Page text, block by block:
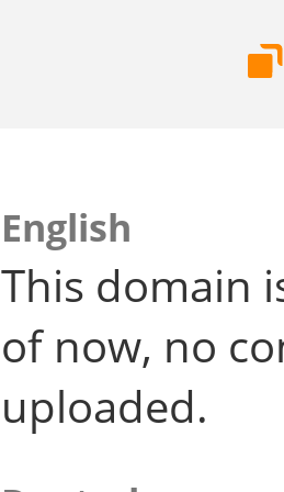
English
This domain
of now, no
uploaded.